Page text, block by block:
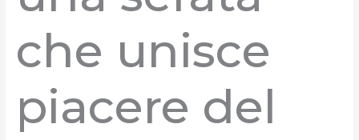
che unisce
piacere del